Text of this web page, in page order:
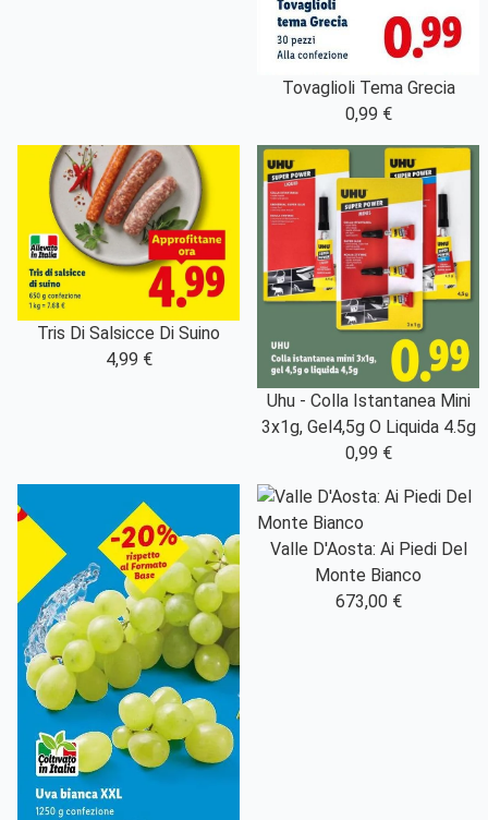
Tovaglioli Tema Grecia
0,99 €
Tris Di Salsicce Di Suino
4,99 €
Uhu - Colla Istantanea Mini
3x1g, Gel4,5g O Liquida 4.5g
0,99 €
Valle D'Aosta: Ai Piedi Del
Monte Bianco
673,00 €